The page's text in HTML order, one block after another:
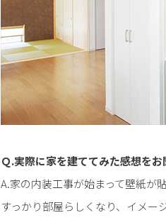
Ｑ.実際に家を建ててみた感想を
A.家の内装工事が始まって壁紙が
すっかり部屋らしくなり、イメー